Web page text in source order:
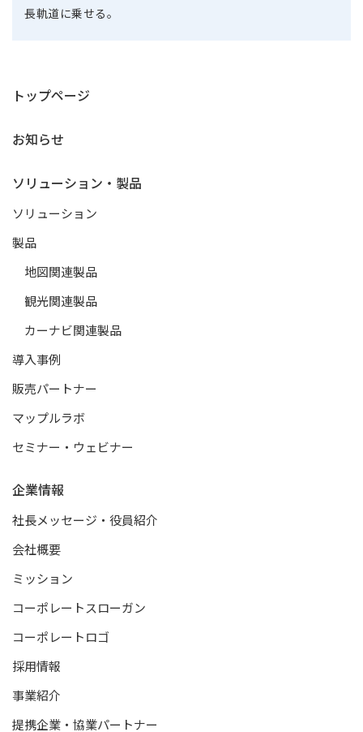
長軌道に乗せる。
トップページ
お知らせ
ソリューション・製品
ソリューション
製品
地図関連製品
観光関連製品
カーナビ関連製品
導入事例
販売パートナー
マップルラボ
セミナー・ウェビナー
企業情報
社長メッセージ・役員紹介
会社概要
ミッション
コーポレートスローガン
コーポレートロゴ
採用情報
事業紹介
提携企業・協業パートナー